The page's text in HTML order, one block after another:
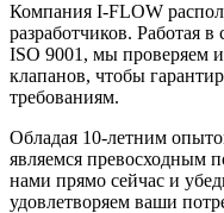
Компания I-FLOW
разработчиков. Работая
ISO 9001, мы проверяем
клапанов, чтобы
требованиям.
Обладая 10-летним
являемся превосходным
нами прямо сейчас и
удовлетворяем ваши